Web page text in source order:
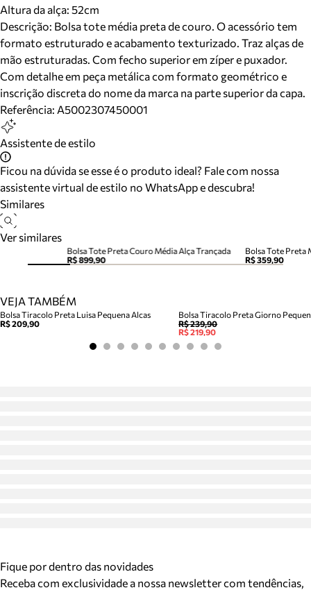
Altura da alça: 52cm
Descrição: Bolsa tote média preta de couro. O acessório tem
formato estruturado e acabamento texturizado. Traz alças de
mão estruturadas. Com fecho superior em zíper e puxador.
Com detalhe em peça metálica com formato geométrico e
inscrição discreta do nome da marca na parte superior da capa.
Referência: A5002307450001
Assistente de estilo
Ficou na dúvida se esse é o produto ideal? Fale com nossa
assistente virtual de estilo no WhatsApp e descubra!
Similares
Ver similares
Bolsa Tote Preta Couro Média Alça Trançada
R$ 899,90
Bolsa Tote Preta
R$ 359,90
VEJA TAMBÉM
Bolsa Tiracolo Preta Luisa Pequena Alcas
R$ 209,90
Bolsa Tiracolo Preta Giorno
R$ 239,90
R$ 219,90
Fique por dentro das novidades
Receba com exclusividade a nossa newsletter com tendências,